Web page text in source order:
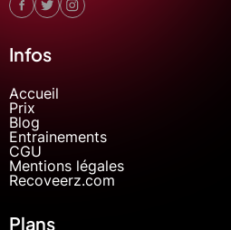
Infos
Accueil
Prix
Blog
Entrainements
CGU
Mentions légales
Recoveerz.com
Plans